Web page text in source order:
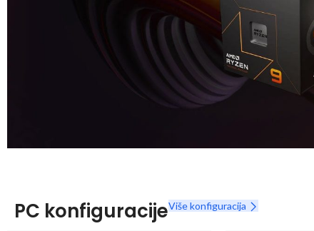
Nova Ryzen 7000 serija
PC konfiguracijeViše konfiguracija